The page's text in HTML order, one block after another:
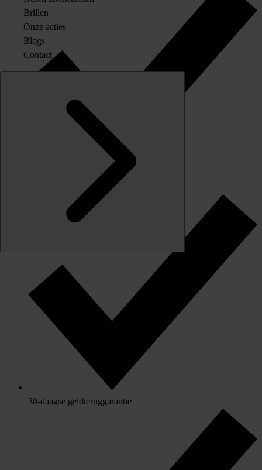
Originele merkglazen op sterkte
30-daagse geldteruggarantie
Brillen
Onze acties
Blogs
Contact